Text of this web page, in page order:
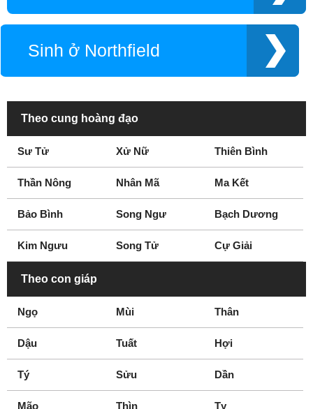
Sinh ở Northfield
Theo cung hoàng đạo
Sư Tử Xử Nữ Thiên Bình
Thần Nông Nhân Mã Ma Kết
Bảo Bình Song Ngư Bạch Dương
Kim Ngưu Song Tử Cự Giải
Theo con giáp
Ngọ Mùi Thân
Dậu Tuất Hợi
Tý Sửu Dần
Mão Thìn Tỵ